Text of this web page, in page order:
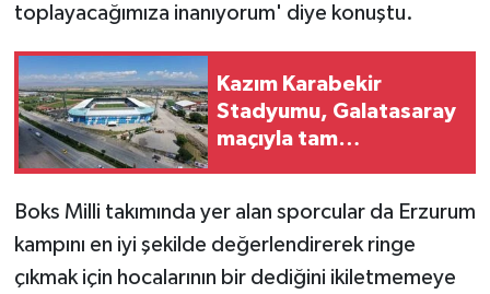
toplayacağımıza inanıyorum' diye konuştu.
Kazım Karabekir
Stadyumu, Galatasaray
maçıyla tam
Boks Milli takımında yer alan sporcular da Erzurum
kampını en iyi şekilde değerlendirerek ringe
çıkmak için hocalarının bir dediğini ikiletmemeye